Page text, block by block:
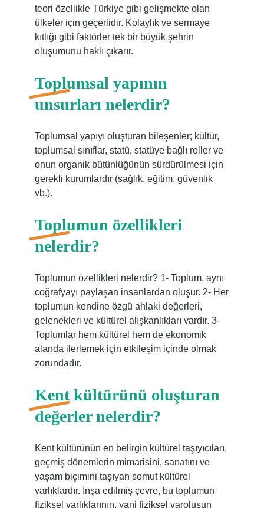
teori özellikle Türkiye gibi gelişmekte olan
ülkeler için geçerlidir. Kolaylık ve sermaye
kıtlığı gibi faktörler tek bir büyük şehrin
oluşumunu haklı çıkarır.
Toplumsal yapının
unsurları nelerdir?
Toplumsal yapıyı oluşturan bileşenler; kültür,
toplumsal sınıflar, statü, statüye bağlı roller ve
onun organik bütünlüğünün sürdürülmesi için
gerekli kurumlardır (sağlık, eğitim, güvenlik
vb.).
Toplumun özellikleri
nelerdir?
Toplumun özellikleri nelerdir? 1- Toplum, aynı
coğrafyayı paylaşan insanlardan oluşur. 2- Her
toplumun kendine özgü ahlaki değerleri,
gelenekleri ve kültürel alışkanlıkları vardır. 3-
Toplumlar hem kültürel hem de ekonomik
alanda ilerlemek için etkileşim içinde olmak
zorundadır.
Kent kültürünü oluşturan
değerler nelerdir?
Kent kültürünün en belirgin kültürel taşıyıcıları,
geçmiş dönemlerin mimarisini, sanatını ve
yaşam biçimini taşıyan somut kültürel
varlıklardır. İnşa edilmiş çevre, bu toplumun
fiziksel varlıklarının, yani fiziksel varoluşun